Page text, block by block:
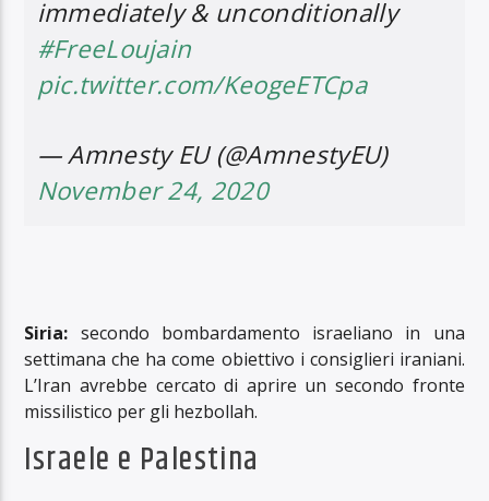
immediately & unconditionally
#FreeLoujain
pic.twitter.com/KeogeETCpa
— Amnesty EU (@AmnestyEU)
November 24, 2020
Siria: secondo bombardamento israeliano in una
settimana che ha come obiettivo i consiglieri iraniani.
L’Iran avrebbe cercato di aprire un secondo fronte
missilistico per gli hezbollah.
Israele e Palestina